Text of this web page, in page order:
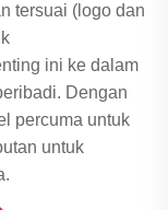
tersuai (logo dan
ini ke dalam
Dengan
percuma untuk
untuk